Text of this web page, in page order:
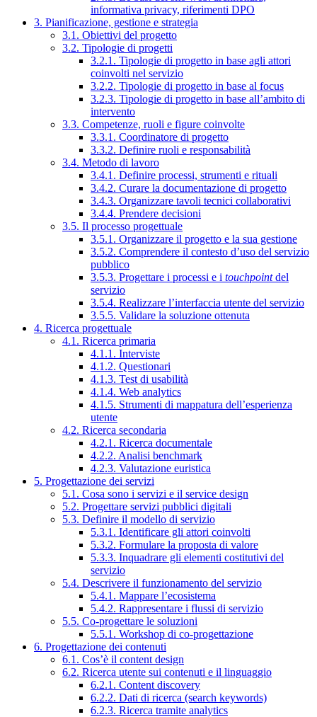
informativa privacy, riferimenti DPO
3. Pianificazione, gestione e strategia
3.1. Obiettivi del progetto
3.2. Tipologie di progetti
3.2.1. Tipologie di progetto in base agli attori
coinvolti nel servizio
3.2.2. Tipologie di progetto in base al focus
3.2.3. Tipologie di progetto in base all’ambito di
intervento
3.3. Competenze, ruoli e figure coinvolte
3.3.1. Coordinatore di progetto
3.3.2. Definire ruoli e responsabilità
3.4. Metodo di lavoro
3.4.1. Definire processi, strumenti e rituali
3.4.2. Curare la documentazione di progetto
3.4.3. Organizzare tavoli tecnici collaborativi
3.4.4. Prendere decisioni
3.5. Il processo progettuale
3.5.1. Organizzare il progetto e la sua gestione
3.5.2. Comprendere il contesto d’uso del servizio
pubblico
3.5.3. Progettare i processi e i touchpointdel
servizio
3.5.4. Realizzare l’interfaccia utente del servizio
3.5.5. Validare la soluzione ottenuta
4. Ricerca progettuale
4.1. Ricerca primaria
4.1.1. Interviste
4.1.2. Questionari
4.1.3. Test di usabilità
4.1.4. Web analytics
4.1.5. Strumenti di mappatura dell’esperienza
utente
4.2. Ricerca secondaria
4.2.1. Ricerca documentale
4.2.2. Analisi benchmark
4.2.3. Valutazione euristica
5. Progettazione dei servizi
5.1. Cosa sono i servizi e il service design
5.2. Progettare servizi pubblici digitali
5.3. Definire il modello di servizio
5.3.1. Identificare gli attori coinvolti
5.3.2. Formulare la proposta di valore
5.3.3. Inquadrare gli elementi costitutivi del
servizio
5.4. Descrivere il funzionamento del servizio
5.4.1. Mappare l’ecosistema
5.4.2. Rappresentare i flussi di servizio
5.5. Co-progettare le soluzioni
5.5.1. Workshop di co-progettazione
6. Progettazione dei contenuti
6.1. Cos’è il content design
6.2. Ricerca utente sui contenuti e il linguaggio
6.2.1. Content discovery
6.2.2. Dati di ricerca (search keywords)
6.2.3. Ricerca tramite analytics